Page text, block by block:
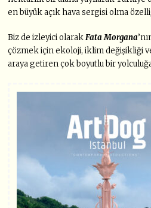
en büyük açık hava sergisi olma
Biz de izleyici olarakFata Morgana
çözmek için ekoloji, iklim değişikliği
araya getiren çok boyutlu bir